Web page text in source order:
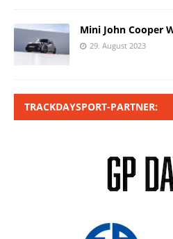
Mini John Cooper
29. August 2023
TRACKDAYSPORT-PARTNER: